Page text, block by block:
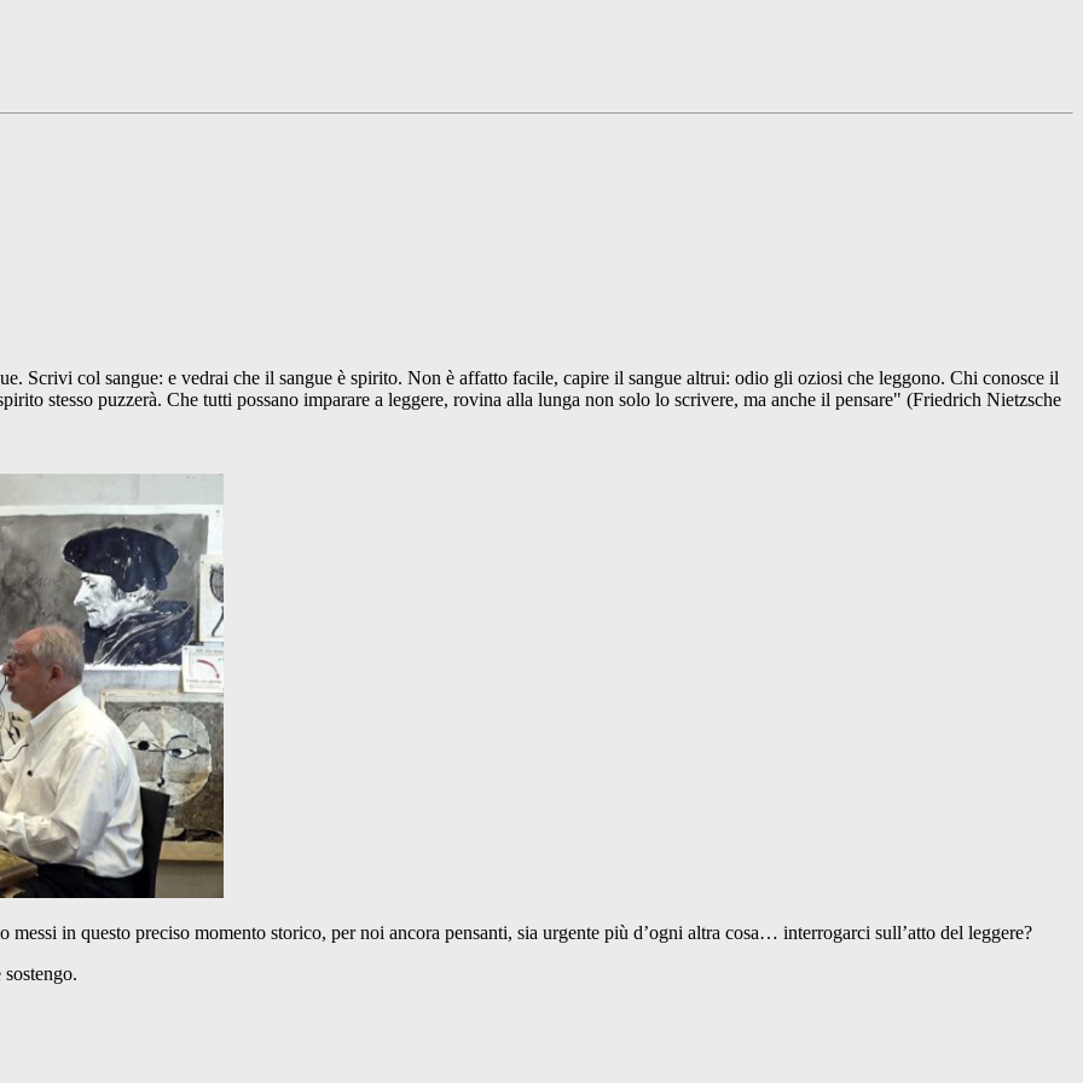
Scrivi col sangue: e vedrai che il sangue è spirito. Non è affatto facile, capire il sangue altrui: odio gli oziosi che leggono. Chi conosce il
stesso puzzerà. Che tutti possano imparare a leggere, rovina alla lunga non solo lo scrivere, ma anche il pensare" (Friedrich Nietzsche
in questo preciso momento storico, per noi ancora pensanti, sia urgente più d’ogni altra cosa… interrogarci sull’atto del leggere?